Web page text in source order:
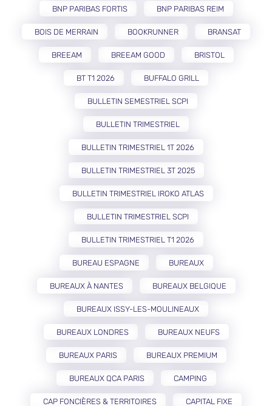
BNP PARIBAS FORTIS BNP PARIBAS REIM
BOIS DE MERRAIN BOOKRUNNER BRANSAT
BREEAM BREEAM GOOD BRISTOL
BT T1 2026 BUFFALO GRILL
BULLETIN SEMESTRIEL SCPI
BULLETIN TRIMESTRIEL
BULLETIN TRIMESTRIEL 1T 2026
BULLETIN TRIMESTRIEL 3T 2025
BULLETIN TRIMESTRIEL IROKO ATLAS
BULLETIN TRIMESTRIEL SCPI
BULLETIN TRIMESTRIEL T1 2026
BUREAU ESPAGNE BUREAUX
BUREAUX À NANTES BUREAUX BELGIQUE
BUREAUX ISSY-LES-MOULINEAUX
BUREAUX LONDRES BUREAUX NEUFS
BUREAUX PARIS BUREAUX PREMIUM
BUREAUX QCA PARIS CAMPING
CAP FONCIÈRES & TERRITOIRES CAPITAL FIXE